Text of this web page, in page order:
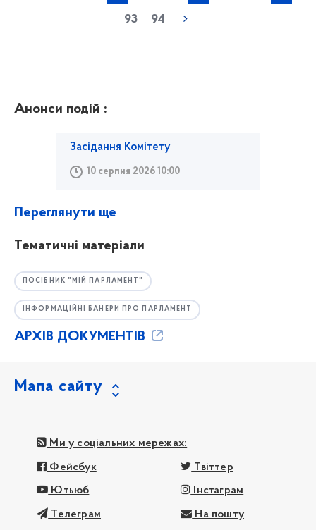
93 94
Анонси подій :
Засідання Комітету
10 серпня 2026 10:00
Переглянути ще
Тематичні матеріали
ПОСІБНИК "МІЙ ПАРЛАМЕНТ"
ІНФОРМАЦІЙНІ БАНЕРИ ПРО ПАРЛАМЕНТ
АРХІВ ДОКУМЕНТІВ
Мапа сайту
Ми у соціальних мережах:
Фейсбук Твіттер
Ютьюб Інстаграм
Телеграм На пошту